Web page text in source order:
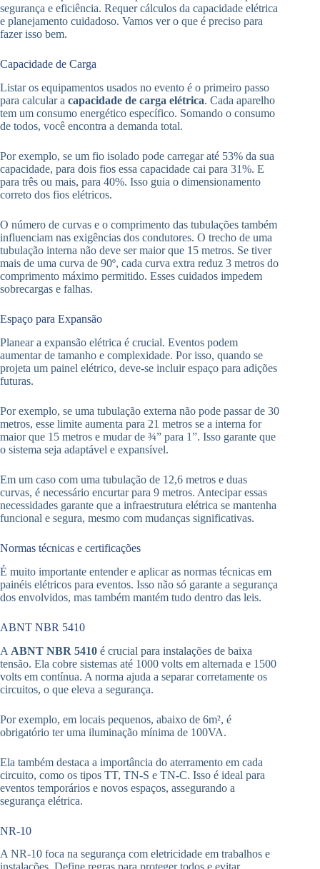
segurança e eficiência. Requer cálculos da capacidade elétrica
e planejamento cuidadoso. Vamos ver o que é preciso para
fazer isso bem.
Capacidade de Carga
Listar os equipamentos usados no evento é o primeiro passo
para calcular a capacidade de carga elétrica. Cada aparelho
tem um consumo energético específico. Somando o consumo
de todos, você encontra a demanda total.
Por exemplo, se um fio isolado pode carregar até 53% da sua
capacidade, para dois fios essa capacidade cai para 31%. E
para três ou mais, para 40%. Isso guia o dimensionamento
correto dos fios elétricos.
O número de curvas e o comprimento das tubulações também
influenciam nas exigências dos condutores. O trecho de uma
tubulação interna não deve ser maior que 15 metros. Se tiver
mais de uma curva de 90º, cada curva extra reduz 3 metros do
comprimento máximo permitido. Esses cuidados impedem
sobrecargas e falhas.
Espaço para Expansão
Planear a expansão elétrica é crucial. Eventos podem
aumentar de tamanho e complexidade. Por isso, quando se
projeta um painel elétrico, deve-se incluir espaço para adições
futuras.
Por exemplo, se uma tubulação externa não pode passar de 30
metros, esse limite aumenta para 21 metros se a interna for
maior que 15 metros e mudar de ¾” para 1”. Isso garante que
o sistema seja adaptável e expansível.
Em um caso com uma tubulação de 12,6 metros e duas
curvas, é necessário encurtar para 9 metros. Antecipar essas
necessidades garante que a infraestrutura elétrica se mantenha
funcional e segura, mesmo com mudanças significativas.
Normas técnicas e certificações
É muito importante entender e aplicar as normas técnicas em
painéis elétricos para eventos. Isso não só garante a segurança
dos envolvidos, mas também mantém tudo dentro das leis.
ABNT NBR 5410
A ABNT NBR 5410 é crucial para instalações de baixa
tensão. Ela cobre sistemas até 1000 volts em alternada e 1500
volts em contínua. A norma ajuda a separar corretamente os
circuitos, o que eleva a segurança.
Por exemplo, em locais pequenos, abaixo de 6m², é
obrigatório ter uma iluminação mínima de 100VA.
Ela também destaca a importância do aterramento em cada
circuito, como os tipos TT, TN-S e TN-C. Isso é ideal para
eventos temporários e novos espaços, assegurando a
segurança elétrica.
NR-10
A NR-10 foca na segurança com eletricidade em trabalhos e